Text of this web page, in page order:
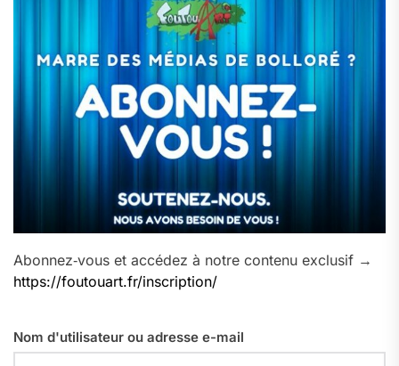
Abonnez‑vous et accédez à notre contenu exclusif →
https://foutouart.fr/inscription/
Nom d'utilisateur ou adresse e-mail